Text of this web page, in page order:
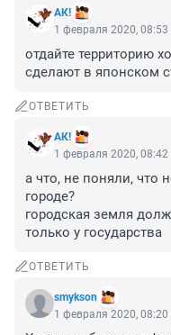
АК!
1 февраля 2020, 08:53
отдайте территорию
сделают в японском
ОТВЕТИТЬ
АК!
1 февраля 2020, 08:42
а что, не поняли, что
городе?
городская земля
только у государства
ОТВЕТИТЬ
smykson
1 февраля 2020, 08:20